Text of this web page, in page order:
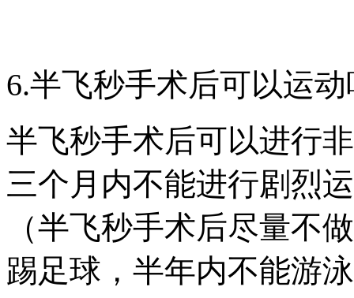
6.半飞秒手术后可以运
半飞秒手术后可以进行
三个月内不能进行剧烈
（半飞秒手术后尽量不
踢足球，半年内不能游